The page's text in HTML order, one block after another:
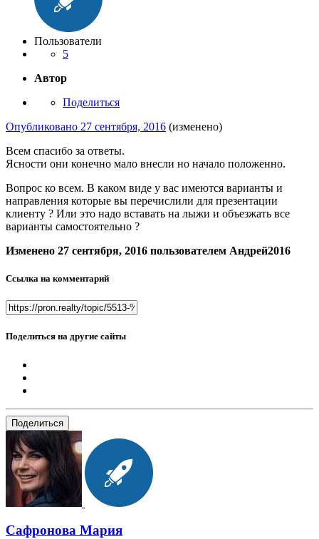
Пользователи
5
Автор
Поделиться
Опубликовано 27 сентября, 2016 (изменено)
Всем спасибо за ответы.
Ясности они конечно мало внесли но начало положенно.
Вопрос ко всем. В каком виде у вас имеются варианты и
направления которые вы перечислили для презентации
клиенту ? Или это надо вставать на лыжи и объезжать все
варианты самостоятельно ?
Изменено 27 сентября, 2016 пользователем Андрей2016
Ссылка на комментарий
Поделиться на другие сайты
Поделиться
Сафронова Мария